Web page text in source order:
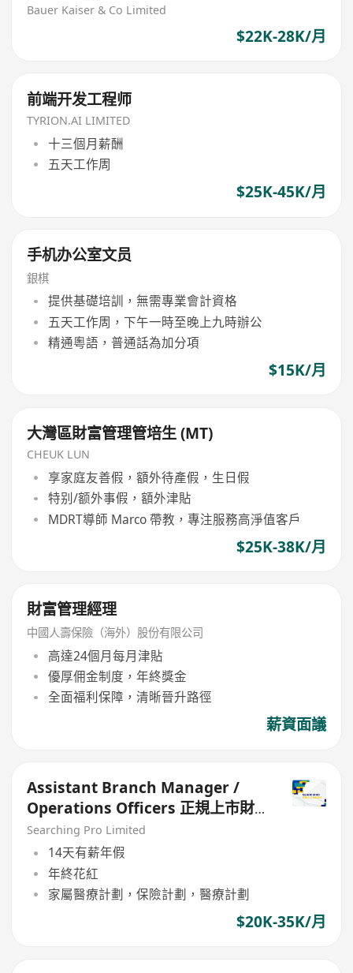
Bauer Kaiser & Co Limited
$22K-28K/月
前端开发工程师
TYRION.AI LIMITED
十三個月薪酬
五天工作周
$25K-45K/月
手机办公室文员
銀棋
提供基礎培訓，無需專業會計資格
五天工作周，下午一時至晚上九時辦公
精通粵語，普通話為加分項
$15K/月
大灣區財富管理管培生 (MT)
CHEUK LUN
享家庭友善假，額外待產假，生日假
特别/额外事假，額外津貼
MDRT導師 Marco 帶教，專注服務高淨值客戶
$25K-38K/月
財富管理經理
中國人壽保險（海外）股份有限公司
高達24個月每月津貼
優厚佣金制度，年終獎金
全面福利保障，清晰晉升路徑
薪資面議
Assistant Branch Manager /
Operations Officers 正規上市財
務公司
Searching Pro Limited
14天有薪年假
年終花紅
家屬醫療計劃，保險計劃，醫療計劃
$20K-35K/月